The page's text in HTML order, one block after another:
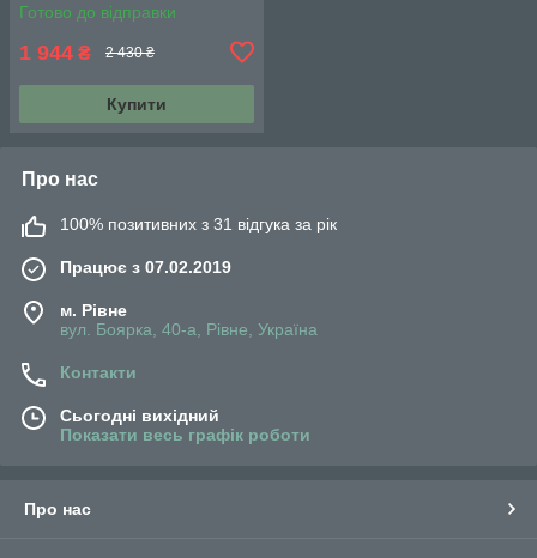
Готово до відправки
1 944 ₴ 2 430 ₴
Купити
Про нас
100% позитивних з 31 відгука за рік
Працює з 07.02.2019
м. Рівне
вул. Боярка, 40-а, Рівне, Україна
Контакти
Сьогодні вихідний
Показати весь графік роботи
Про нас